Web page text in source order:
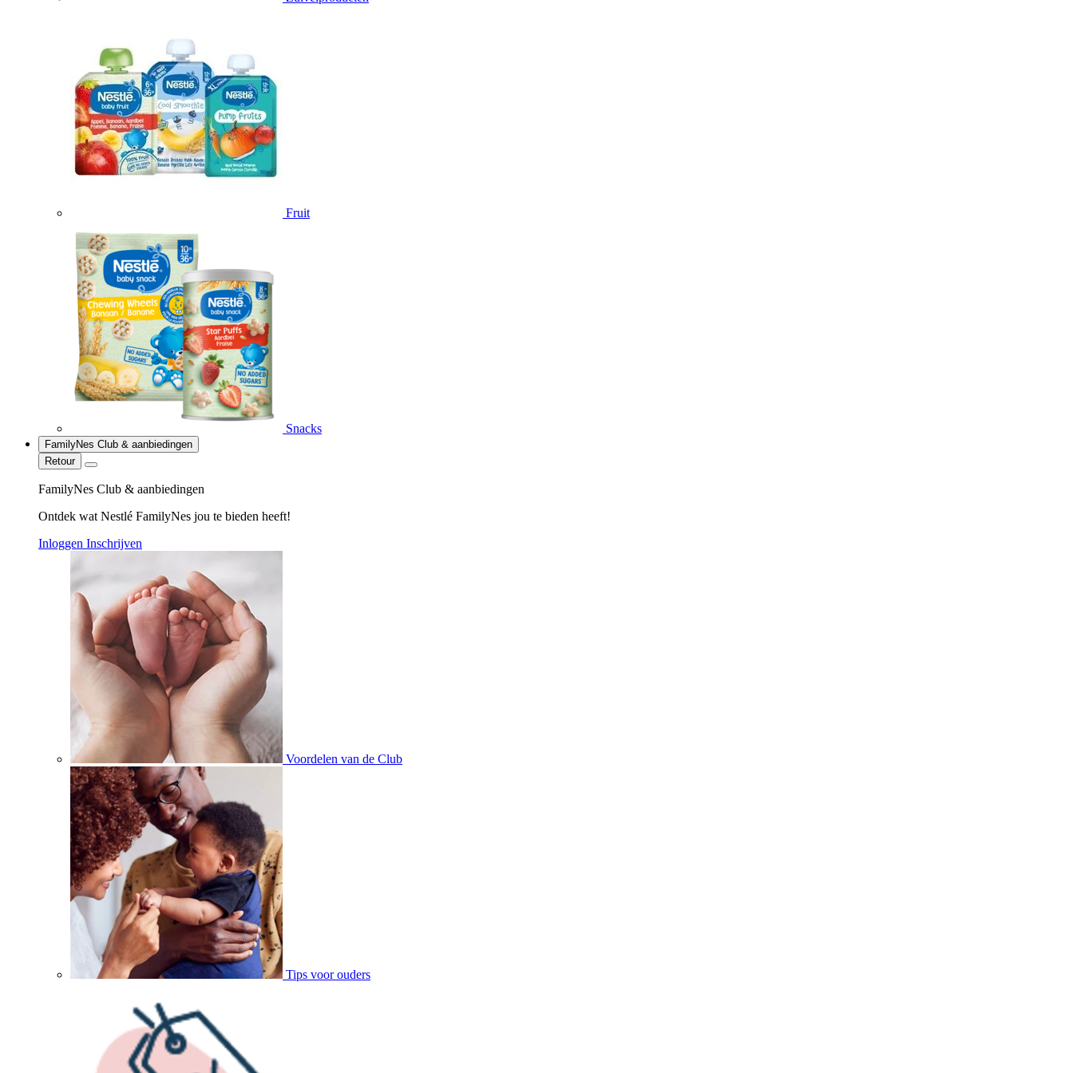
Fruit
Snacks
FamilyNes Club & aanbiedingen
Retour
FamilyNes Club & aanbiedingen
Ontdek wat Nestlé FamilyNes jou te bieden heeft!
Inloggen Inschrijven
Voordelen van de Club
Tips voor ouders